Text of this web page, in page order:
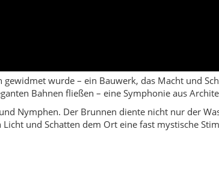
wurde – ein Bauwerk, das Macht und
Bahnen fließen – eine Symphonie aus
Nymphen. Der Brunnen diente nicht nur der
und Schatten dem Ort eine fast mystische